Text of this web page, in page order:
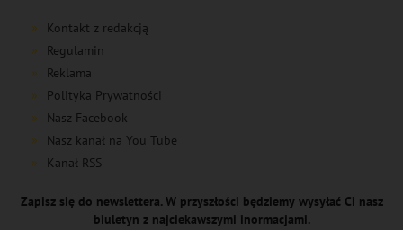
Kontakt z redakcją
Regulamin
Reklama
Polityka Prywatności
Nasz Facebook
Nasz kanał na You Tube
Kanał RSS
Zapisz się do newslettera. W przyszłości będziemy wysyłać Ci nasz
biuletyn z najciekawszymi inormacjami.